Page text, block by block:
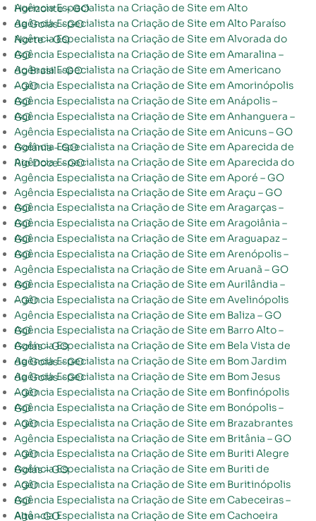
Agência Especialista na Criação de Site em Alto Horizonte – GO
Agência Especialista na Criação de Site em Alto Paraíso de Goiás – GO
Agência Especialista na Criação de Site em Alvorada do Norte – GO
Agência Especialista na Criação de Site em Amaralina – GO
Agência Especialista na Criação de Site em Americano do Brasil – GO
Agência Especialista na Criação de Site em Amorinópolis – GO
Agência Especialista na Criação de Site em Anápolis – GO
Agência Especialista na Criação de Site em Anhanguera – GO
Agência Especialista na Criação de Site em Anicuns – GO
Agência Especialista na Criação de Site em Aparecida de Goiânia – GO
Agência Especialista na Criação de Site em Aparecida do Rio Doce – GO
Agência Especialista na Criação de Site em Aporé – GO
Agência Especialista na Criação de Site em Araçu – GO
Agência Especialista na Criação de Site em Aragarças – GO
Agência Especialista na Criação de Site em Aragoiânia – GO
Agência Especialista na Criação de Site em Araguapaz – GO
Agência Especialista na Criação de Site em Arenópolis – GO
Agência Especialista na Criação de Site em Aruanã – GO
Agência Especialista na Criação de Site em Aurilândia – GO
Agência Especialista na Criação de Site em Avelinópolis – GO
Agência Especialista na Criação de Site em Baliza – GO
Agência Especialista na Criação de Site em Barro Alto – GO
Agência Especialista na Criação de Site em Bela Vista de Goiás – GO
Agência Especialista na Criação de Site em Bom Jardim de Goiás – GO
Agência Especialista na Criação de Site em Bom Jesus de Goiás – GO
Agência Especialista na Criação de Site em Bonfinópolis – GO
Agência Especialista na Criação de Site em Bonópolis – GO
Agência Especialista na Criação de Site em Brazabrantes – GO
Agência Especialista na Criação de Site em Britânia – GO
Agência Especialista na Criação de Site em Buriti Alegre – GO
Agência Especialista na Criação de Site em Buriti de Goiás – GO
Agência Especialista na Criação de Site em Buritinópolis – GO
Agência Especialista na Criação de Site em Cabeceiras – GO
Agência Especialista na Criação de Site em Cachoeira Alta – GO